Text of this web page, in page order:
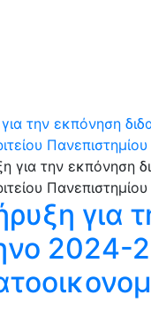
την εκπόνηση
για
2024-